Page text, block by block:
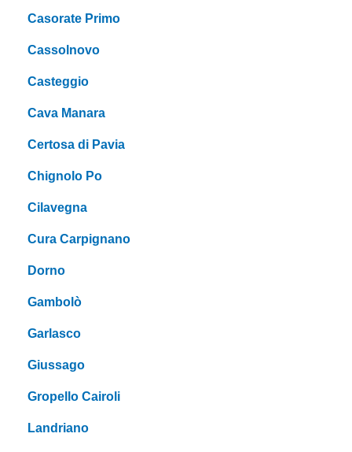
Casorate Primo
Cassolnovo
Casteggio
Cava Manara
Certosa di Pavia
Chignolo Po
Cilavegna
Cura Carpignano
Dorno
Gambolò
Garlasco
Giussago
Gropello Cairoli
Landriano